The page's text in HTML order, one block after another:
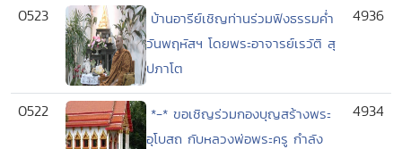
0523
บ้านอารีย์เชิญท่านร่วมฟังธรรมค่ำ
วันพฤหัสฯ โดยพระอาจารย์เรวัติ สุ
ปภาโต
4936
0522
*-* ขอเชิญร่วมกองบุญสร้างพระ
อุโบสถ กับหลวงพ่อพระครู กำลัง
4934